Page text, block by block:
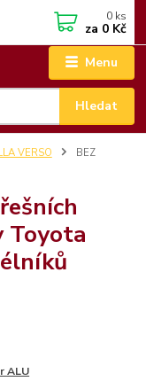
Menu
Hledat
0 ks
za 0 Kč
VERSO
BEZ
Toyota
ALU